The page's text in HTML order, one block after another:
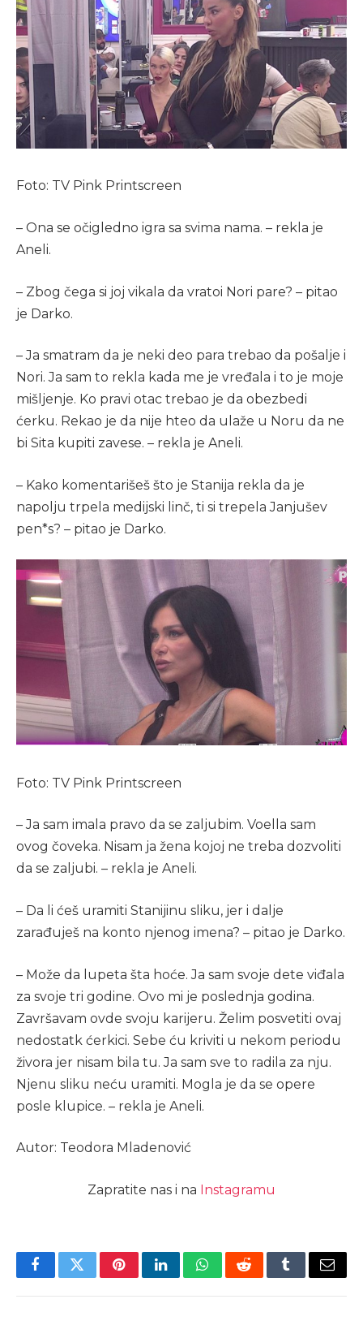
Foto: TV Pink Printscreen
– Ona se očigledno igra sa svima nama. – rekla je
Aneli.
– Zbog čega si joj vikala da vratoi Nori pare? – pitao
je Darko.
– Ja smatram da je neki deo para trebao da pošalje i
Nori. Ja sam to rekla kada me je vređala i to je moje
mišljenje. Ko pravi otac trebao je da obezbedi
ćerku. Rekao je da nije hteo da ulaže u Noru da ne
bi Sita kupiti zavese. – rekla je Aneli.
– Kako komentarišeš što je Stanija rekla da je
napolju trpela medijski linč, ti si trepela Janjušev
pen*s? – pitao je Darko.
Foto: TV Pink Printscreen
– Ja sam imala pravo da se zaljubim. Voella sam
ovog čoveka. Nisam ja žena kojoj ne treba dozvoliti
da se zaljubi. – rekla je Aneli.
– Da li ćeš uramiti Stanijinu sliku, jer i dalje
zarađuješ na konto njenog imena? – pitao je Darko.
– Može da lupeta šta hoće. Ja sam svoje dete viđala
za svoje tri godine. Ovo mi je poslednja godina.
Završavam ovde svoju karijeru. Želim posvetiti ovaj
nedostatk ćerkici. Sebe ću kriviti u nekom periodu
živora jer nisam bila tu. Ja sam sve to radila za nju.
Njenu sliku neću uramiti. Mogla je da se opere
posle klupice. – rekla je Aneli.
Autor: Teodora Mladenović
Zapratite nas i na Instagramu
FacebookTwitterPinterestLinkedInWhatsAppRedditTumblrEmail